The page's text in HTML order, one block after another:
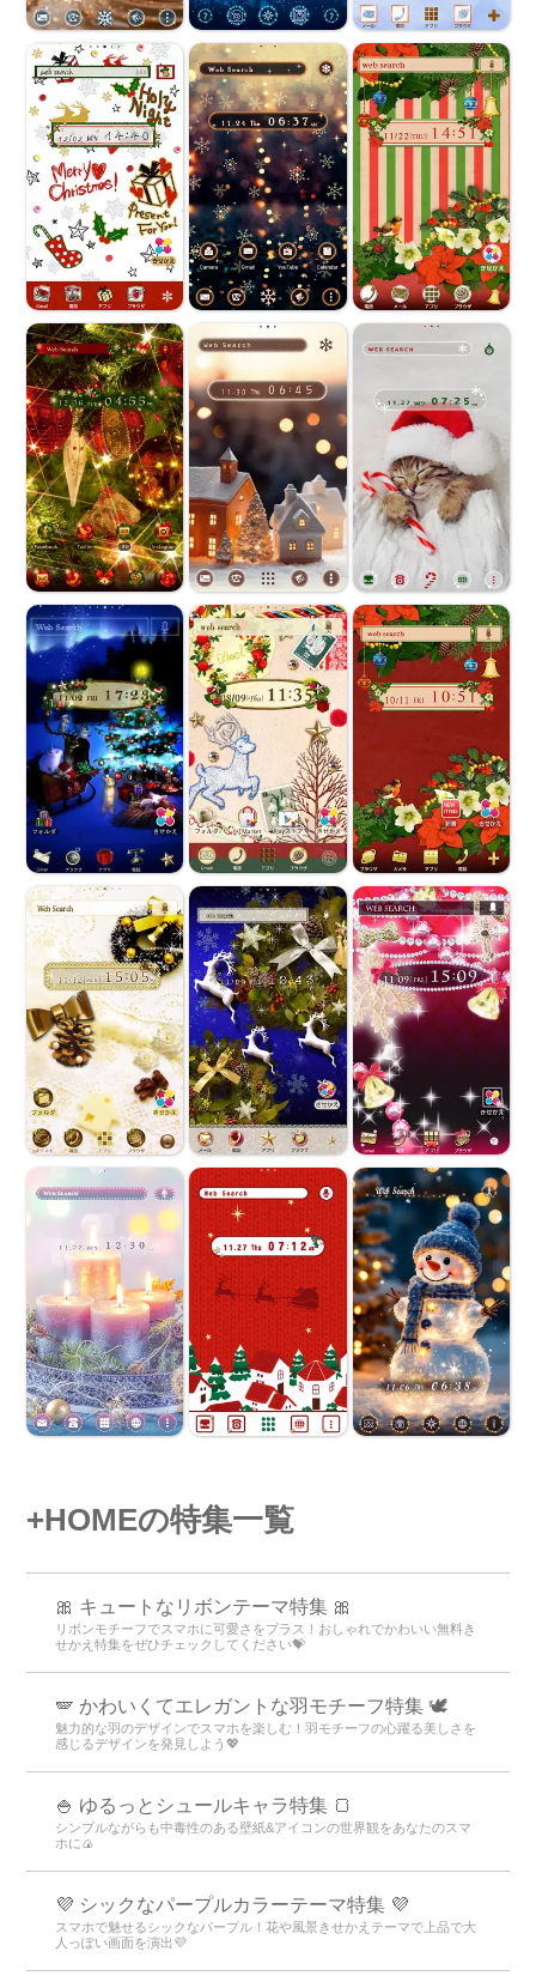
+HOMEの特集一覧
🎀 キュートなリボンテーマ特集 🎀
リボンモチーフでスマホに可愛さをプラス！おしゃれでかわいい無料き
せかえ特集をぜひチェックしてください💝
🪽 かわいくてエレガントな羽モチーフ特集 🕊️
魅力的な羽のデザインでスマホを楽しむ！羽モチーフの心躍る美しさを
感じるデザインを発見しよう💖
🍚 ゆるっとシュールキャラ特集 🍞
シンプルながらも中毒性のある壁紙&アイコンの世界観をあなたのスマ
ホに🍙
💜 シックなパープルカラーテーマ特集 💜
スマホで魅せるシックなパープル！花や風景きせかえテーマで上品で大
人っぽい画面を演出💜